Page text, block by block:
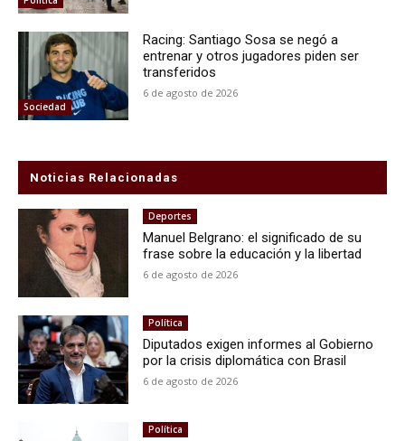
Sociedad
Racing: Santiago Sosa se negó a
entrenar y otros jugadores piden ser
transferidos
6 de agosto de 2026
Noticias Relacionadas
Deportes
Manuel Belgrano: el significado de su
frase sobre la educación y la libertad
6 de agosto de 2026
Política
Diputados exigen informes al Gobierno
por la crisis diplomática con Brasil
6 de agosto de 2026
Política